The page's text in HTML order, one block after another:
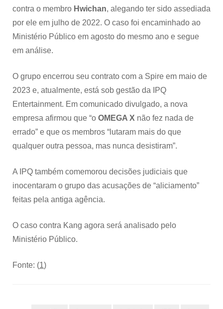
contra o membro Hwichan, alegando ter sido assediada
por ele em julho de 2022. O caso foi encaminhado ao
Ministério Público em agosto do mesmo ano e segue
em análise.
O grupo encerrou seu contrato com a Spire em maio de
2023 e, atualmente, está sob gestão da IPQ
Entertainment. Em comunicado divulgado, a nova
empresa afirmou que “o OMEGA X não fez nada de
errado” e que os membros “lutaram mais do que
qualquer outra pessoa, mas nunca desistiram”.
A IPQ também comemorou decisões judiciais que
inocentaram o grupo das acusações de “aliciamento”
feitas pela antiga agência.
O caso contra Kang agora será analisado pelo
Ministério Público.
Fonte: (1)